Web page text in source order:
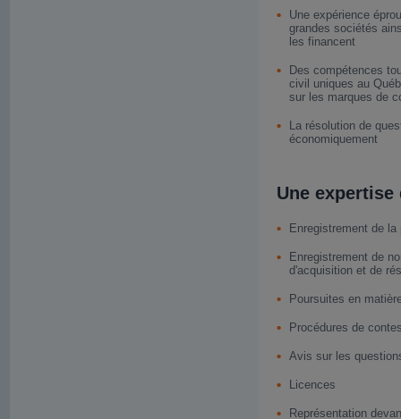
Une expérience
grandes sociétés
les financent
Des compétences
civil uniques au
sur les marques de
La résolution de
économiquement
Une
Enregistrement de
Enregistrement de
d'acquisition et de
Poursuites en
Procédures de
Avis sur les
Licences
Représentation